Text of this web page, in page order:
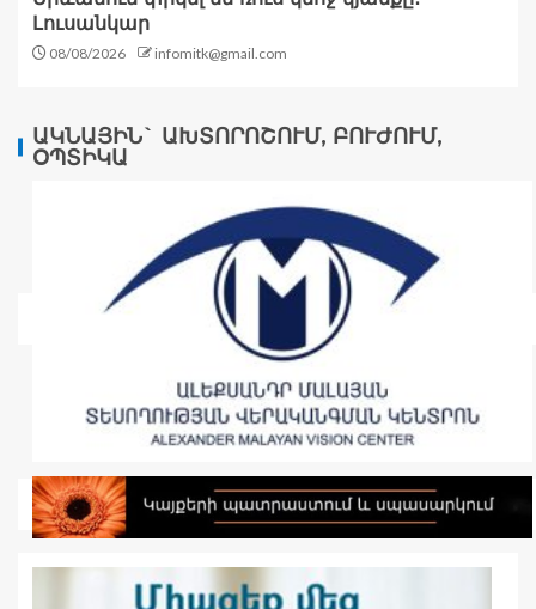
Լուսանկար
08/08/2026 infomitk@gmail.com
ԱԿՆԱՅԻՆ` ԱԽՏՈՐՈՇՈՒՄ, ԲՈՒԺՈՒՄ,
ՕՊՏԻԿԱ